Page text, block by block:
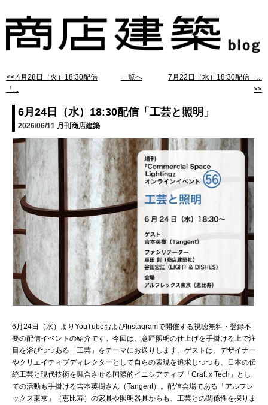
<< 4月28日（火）18:30配信
「...
一覧へ
7月22日（水）18:30配信「...
>>
6月24日（水）18:30配信「工芸と照明」
2026/06/11 月刊商店建築
6月24日（水）よりYouTubeおよびInstagramで開催する視聴無料・登録不
要の配信イベントの紹介です。今回は、意匠照明の仕上げを手掛ける上で注
目を浴びつつある「工芸」をテーマにお送りします。ゲストは、デザイナー
やクリエイティブディレクターとして自らの表現を追求しつつも、日本の伝
統工芸と現代技術を融合させる国際的イニシアティブ「Craft x Tech」とし
ての活動も手掛ける吉本英樹さん（Tangent）。配信会場である「アルフレ
ックス東京」（恵比寿）の家具や照明器具からも、工芸との関係性を探りま